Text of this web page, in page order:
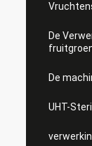
De
De
UHT-